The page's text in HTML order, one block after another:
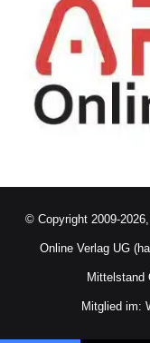
© Copyright 2009-
Online Verlag UG
Mittelstand
Mitglied im: